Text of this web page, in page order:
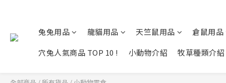
兔兔用品 龍貓用品 天竺鼠用品
倉鼠用品
穴兔人氣商品 TOP 10 !
小動物介紹 牧草種類介紹